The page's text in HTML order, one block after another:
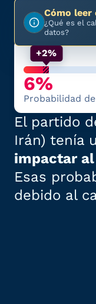
Cómo leer
¿Qué es el
datos?
+2%
6%
Probabilidad
El partido
Irán) tenía
impactar
Esas
debido al